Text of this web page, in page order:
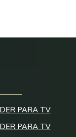
PARA TV
PARA TV